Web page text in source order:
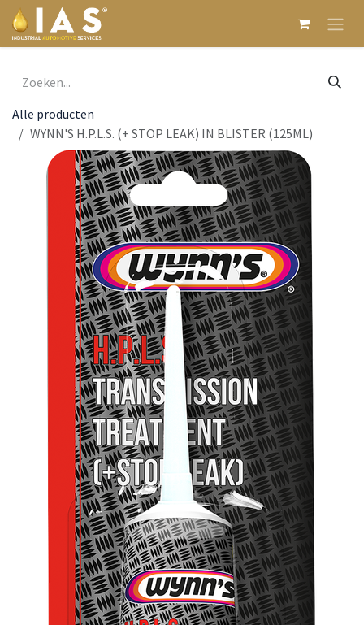
Overslaan naar inhoud
Alle producten
WYNN'S H.P.L.S. (+ STOP LEAK) IN BLISTER (125ML)